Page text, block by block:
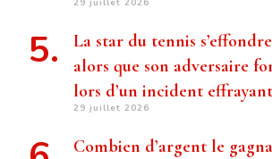
La star du tennis
alors que son adversaire
lors d’un incident effrayant
29 juillet 2026
Combien d’argent le